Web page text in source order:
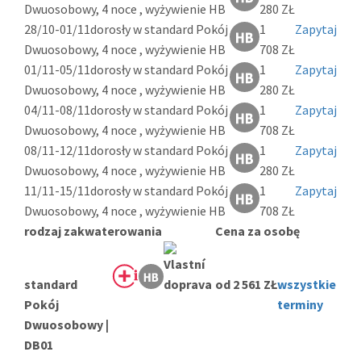
Dwuosobowy, 4 noce , wyżywienie HB
280 ZŁ
28/10-01/11dorosły w standard Pokój
Dwuosobowy, 4 noce , wyżywienie HB
1
708 ZŁ
Zapytaj
01/11-05/11dorosły w standard Pokój
Dwuosobowy, 4 noce , wyżywienie HB
1
280 ZŁ
Zapytaj
04/11-08/11dorosły w standard Pokój
Dwuosobowy, 4 noce , wyżywienie HB
1
708 ZŁ
Zapytaj
08/11-12/11dorosły w standard Pokój
Dwuosobowy, 4 noce , wyżywienie HB
1
280 ZŁ
Zapytaj
11/11-15/11dorosły w standard Pokój
Dwuosobowy, 4 noce , wyżywienie HB
1
708 ZŁ
Zapytaj
rodzaj zakwaterowania Cena za osobę
standard
Pokój
Dwuosobowy |
DB01
od 2 561 ZŁwszystkie
terminy